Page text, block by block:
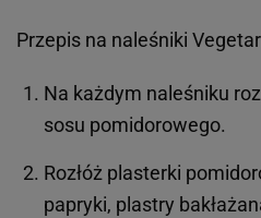
Przepis na naleśniki
Na każdym naleśniku
sosu pomidorowego.
Rozłóż plasterki
papryki, plastry